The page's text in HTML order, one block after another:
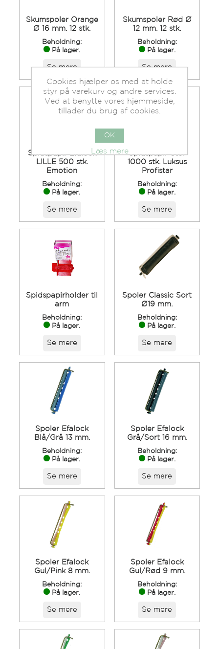
Skumspoler Orange
Ø 16 mm. 12 stk.
Beholdning:
På lager.
Se mere
Skumspoler Rød Ø
12 mm. 12 stk.
Beholdning:
På lager.
Se mere
Spidspapir Efalock
LILLE 500 stk.
Emotion
Beholdning:
På lager.
Se mere
Spidspapir Stor
1000 stk. Luksus
Profistar
Beholdning:
På lager.
Se mere
Spidspapirholder til
arm
Beholdning:
På lager.
Se mere
Spoler Classic Sort
Ø19 mm.
Beholdning:
På lager.
Se mere
Spoler Efalock
Blå/Grå 13 mm.
Beholdning:
På lager.
Se mere
Spoler Efalock
Grå/Sort 16 mm.
Beholdning:
På lager.
Se mere
Spoler Efalock
Gul/Pink 8 mm.
Beholdning:
På lager.
Se mere
Spoler Efalock
Gul/Rød 9 mm.
Beholdning:
På lager.
Se mere
Cookies hjælper os med at holde
styr på varekurv og andre services.
Ved at benytte vores hjemmeside,
tillader du brug af cookies.
OK
Læs mere